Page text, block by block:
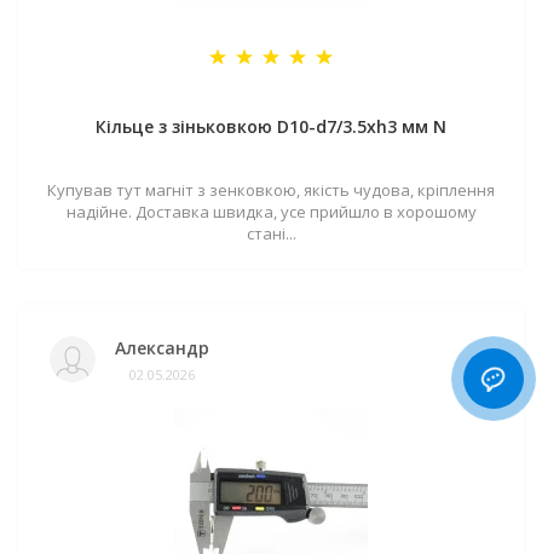
Кільце з зіньковкою D10-d7/3.5хh3 мм N
Купував тут магніт з зенковкою, якість чудова, кріплення
надійне. Доставка швидка, усе прийшло в хорошому
стані...
Александр
02.05.2026